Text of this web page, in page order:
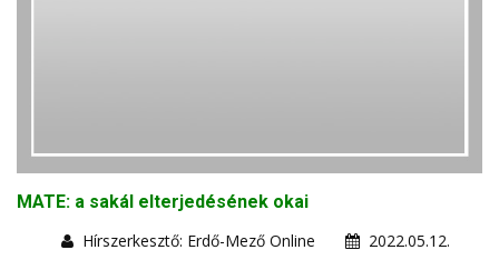
MATE: a sakál elterjedésének okai
Hírszerkesztő: Erdő-Mező Online
2022.05.12.